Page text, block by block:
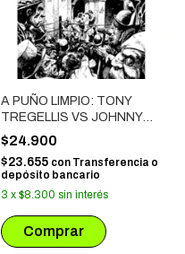
A PUÑO LIMPIO: TONY
TREGELLIS VS JOHNNY
CROSS
$24.900
$23.655 con Transferencia o
depósito bancario
3 x $8.300 sin interés